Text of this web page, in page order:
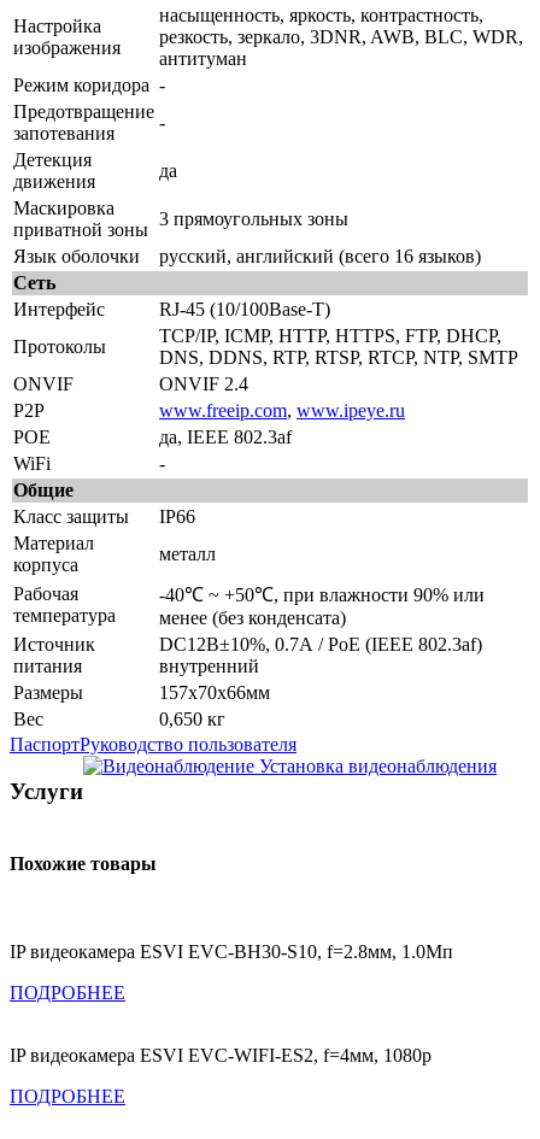
Настройка
изображения
насыщенность, яркость, контрастность,
резкость, зеркало, 3DNR, AWB, BLC, WDR,
антитуман
Режим коридора -
Предотвращение
запотевания
-
Детекция
движения
да
Маскировка
приватной зоны
3 прямоугольных зоны
Язык оболочки
русский, английский (всего 16 языков)
Сеть
Интерфейс
RJ-45 (10/100Base-T)
Протоколы
TCP/IP, ICMP, HTTP, HTTPS, FTP, DHCP,
DNS, DDNS, RTP, RTSP, RTCP, NTP, SMTP
ONVIF
ONVIF 2.4
P2P
www.freeip.com, www.ipeye.ru
POE
да, IEEE 802.3af
WiFi
-
Общие
Класс защиты
IP66
Материал
корпуса
металл
Рабочая
температура
-40℃ ~ +50℃, при влажности 90% или
менее (без конденсата)
Источник
питания
DC12В±10%, 0.7А / PoE (IEEE 802.3af)
внутренний
Размеры
157х70x66мм
Вес
0,650 кг
ПаспортРуководство пользователя
Услуги
Установка видеонаблюдения
Похожие товары
IP видеокамера ESVI EVC-BH30-S10, f=2.8мм, 1.0Мп
ПОДРОБНЕЕ
IP видеокамера ESVI EVC-WIFI-ES2, f=4мм, 1080p
ПОДРОБНЕЕ